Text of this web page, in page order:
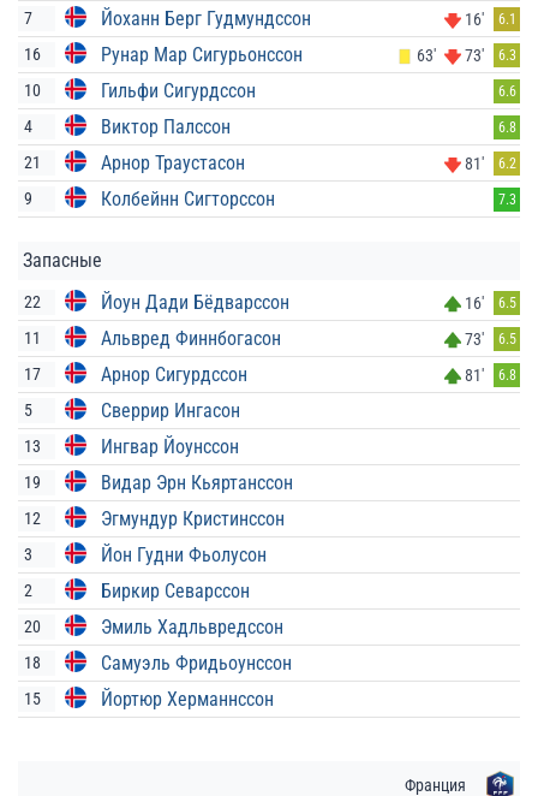
7 Йоханн Берг Гудмундссон 16' 6.1
16 Рунар Мар Сигурьонссон 63' 73' 6.3
10 Гильфи Сигурдссон 6.6
4 Виктор Палссон 6.8
21 Арнор Траустасон 81' 6.2
9 Колбейнн Сигторссон 7.3
Запасные
22 Йоун Дади Бёдварссон 16' 6.5
11 Альвред Финнбогасон 73' 6.5
17 Арнор Сигурдссон 81' 6.8
5 Сверрир Ингасон
13 Ингвар Йоунссон
19 Видар Эрн Кьяртанссон
12 Эгмундур Кристинссон
3 Йон Гудни Фьолусон
2 Биркир Севарссон
20 Эмиль Хадльвредссон
18 Самуэль Фридьоунссон
15 Йортюр Херманнссон
Франция